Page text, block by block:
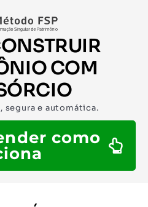
COM
segura e automática.
como